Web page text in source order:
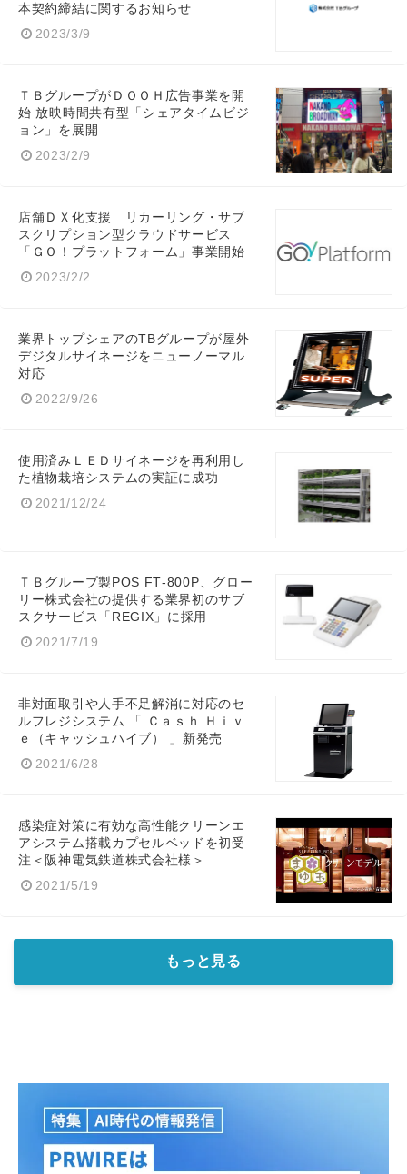
本契約締結に関するお知らせ
2023/3/9
ＴＢグループがＤＯＯＨ広告事業を開
始 放映時間共有型「シェアタイムビジ
ョン」を展開
2023/2/9
店舗ＤＸ化支援 リカーリング・サブ
スクリプション型クラウドサービス
「ＧＯ！プラットフォーム」事業開始
2023/2/2
業界トップシェアのTBグループが屋外
デジタルサイネージをニューノーマル
対応
2022/9/26
使用済みＬＥＤサイネージを再利用し
た植物栽培システムの実証に成功
2021/12/24
ＴＢグループ製POS FT‐800P、グロー
リー株式会社の提供する業界初のサブ
スクサービス「REGIX」に採用
2021/7/19
非対面取引や人手不足解消に対応のセ
ルフレジシステム 「 Ｃａｓｈ Ｈｉｖ
ｅ（キャッシュハイブ） 」新発売
2021/6/28
感染症対策に有効な高性能クリーンエ
アシステム搭載カプセルベッドを初受
注＜阪神電気鉄道株式会社様＞
2021/5/19
もっと見る